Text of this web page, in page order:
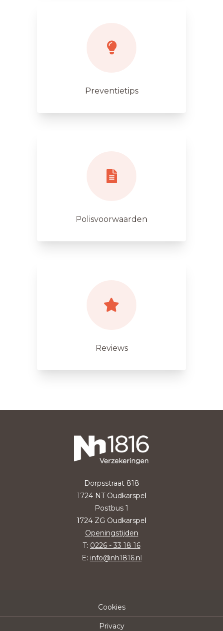
Preventietips
Polisvoorwaarden
Reviews
Dorpsstraat 818
1724 NT Oudkarspel
Postbus 1
1724 ZG Oudkarspel
Openingstijden
T: 0226 - 33 18 16
E: info@nh1816.nl
Cookies
Privacy